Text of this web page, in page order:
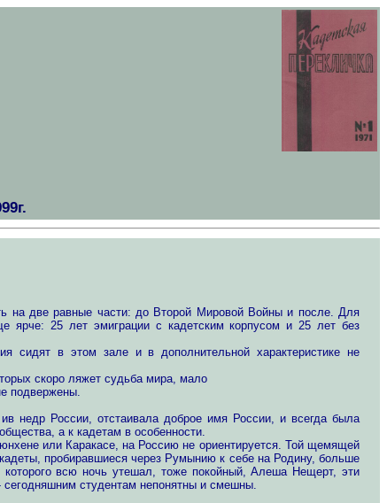
две равные части: до Второй Мировой Войны и после. Для
ярче: 25 лет эмиграции с кадетским корпусом и 25 лет без
сидят в этом зале и в дополнительной характеристике не
скоро ляжет судьба мира, мало
подвержены.
недр России, отстаивала доброе имя России, и всегда была
а к кадетам в особенности.
или Каракасе, на Россию не ориентируется. Той щемящей
пробиравшиеся через Румынию к себе на Родину, больше
всю ночь утешал, тоже покойный, Алеша Нещерт, эти
студентам непонятны и смешны.